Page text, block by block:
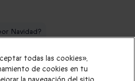
Navidad?
Navidad?
de Navidad en pareja?
todas las cookies»,
de cookies en tu